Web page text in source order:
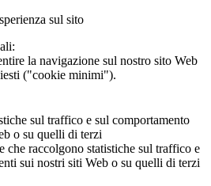
sul sito
la navigazione sul nostro sito Web
("cookie minimi").
sul traffico e sul comportamento
o su quelli di terzi
che raccolgono statistiche sul traffico e
sui nostri siti Web o su quelli di terzi